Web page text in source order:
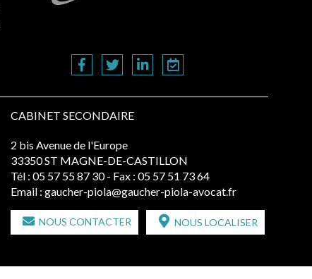
CABINET SECONDAIRE
2 bis Avenue de l'Europe
33350 ST MAGNE-DE-CASTILLON
Tél : 05 57 55 87 30 - Fax : 05 57 51 73 64
Email : gaucher-piola@gaucher-piola-avocat.fr
NOUS CONTACTER NOUS LOCALISER